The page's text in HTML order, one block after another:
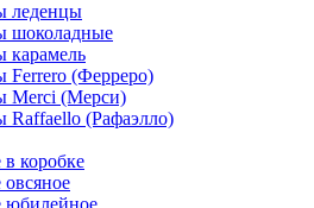
леденцы
шоколадные
карамель
Ferrero (Ферреро)
Merci (Мерси)
Raffaello (Рафаэлло)
коробке
юбилейное